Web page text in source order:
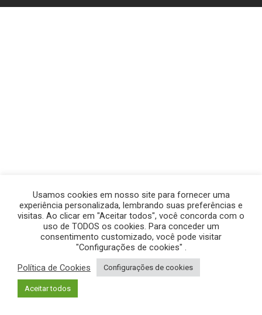
© GEGE PRODUÇÕES – TODOS OS DIREITOS RESERVADOS.
POLÍTICA DE PRIVACIDADE
Usamos cookies em nosso site para fornecer uma
experiência personalizada, lembrando suas preferências e
visitas. Ao clicar em "Aceitar todos", você concorda com o
uso de TODOS os cookies. Para conceder um
consentimento customizado, você pode visitar
"Configurações de cookies" .
Política de Cookies
Configurações de cookies
Aceitar todos